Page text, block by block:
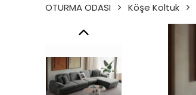
OTURMA ODASI Köşe Koltuk